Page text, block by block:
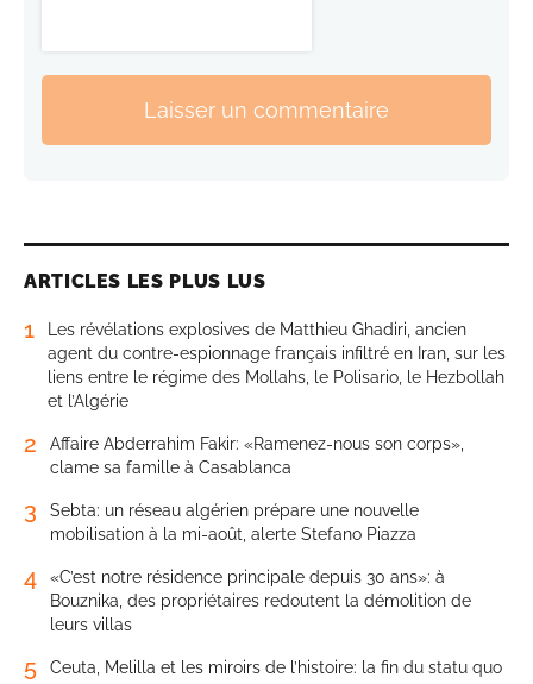
Laisser un commentaire
ARTICLES LES PLUS LUS
1
Les révélations explosives de Matthieu Ghadiri, ancien
agent du contre-espionnage français infiltré en Iran, sur les
liens entre le régime des Mollahs, le Polisario, le Hezbollah
et l’Algérie
2
Affaire Abderrahim Fakir: «Ramenez-nous son corps»,
clame sa famille à Casablanca
3
Sebta: un réseau algérien prépare une nouvelle
mobilisation à la mi-août, alerte Stefano Piazza
4
«C’est notre résidence principale depuis 30 ans»: à
Bouznika, des propriétaires redoutent la démolition de
leurs villas
5 Ceuta, Melilla et les miroirs de l’histoire: la fin du statu quo